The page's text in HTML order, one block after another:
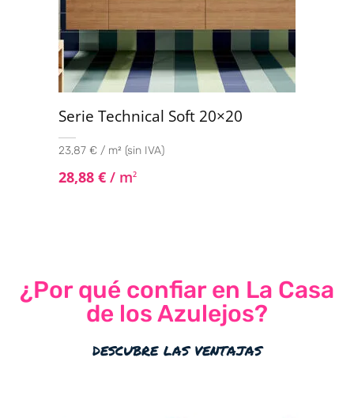
Serie Technical Soft 20×20
23,87 € / m² (sin IVA)
28,88 € / m2
¿Por qué confiar en La Casa
de los Azulejos?
descubre las ventajas